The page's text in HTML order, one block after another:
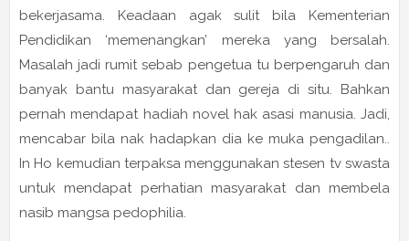
bekerjasama. Keadaan agak sulit bila Kementerian
Pendidikan ‘memenangkan’ mereka yang bersalah.
Masalah jadi rumit sebab pengetua tu berpengaruh dan
banyak bantu masyarakat dan gereja di situ. Bahkan
pernah mendapat hadiah novel hak asasi manusia. Jadi,
mencabar bila nak hadapkan dia ke muka pengadilan..
In Ho kemudian terpaksa menggunakan stesen tv swasta
untuk mendapat perhatian masyarakat dan membela
nasib mangsa pedophilia.